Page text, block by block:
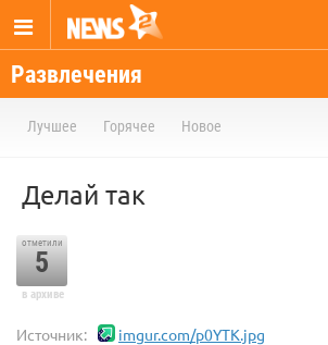
Развлечения
Лучшее Горячее Новое
Делай так
отметили
5
в архиве
Источник: imgur.com/p0YTK.jpg